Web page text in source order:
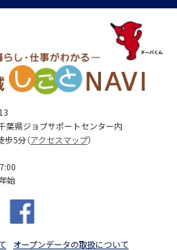
葉県ジョブサポートセンター内
歩5分（アクセスマップ）
始
オープンデータの取扱について